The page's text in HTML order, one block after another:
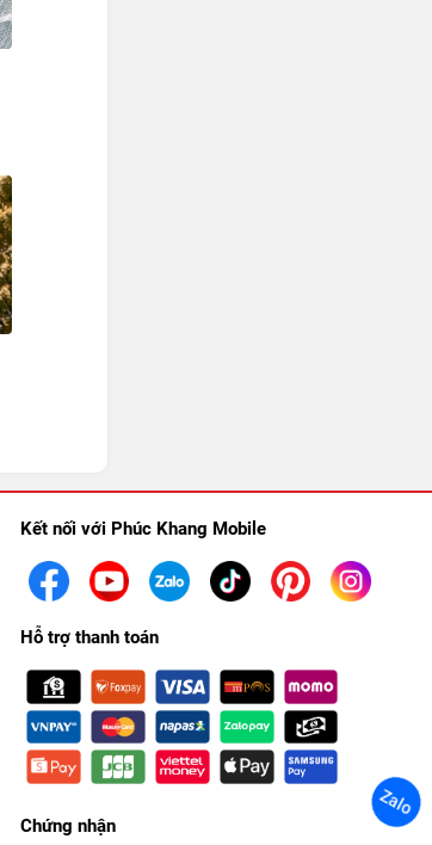
Kết nối với Phúc Khang Mobile
Hỗ trợ thanh toán
Chứng nhận
Zalo